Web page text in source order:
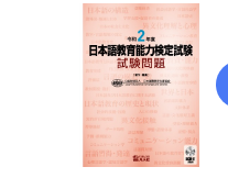
比較文化辞典
教師用参考書
日本語教授法
教室活動参考書